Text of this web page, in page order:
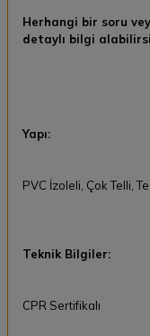
Herhangi bir soru
detaylı bilgi
Yapı:
PVC İzoleli, Çok Telli,
Teknik Bilgiler:
CPR Sertifikalı